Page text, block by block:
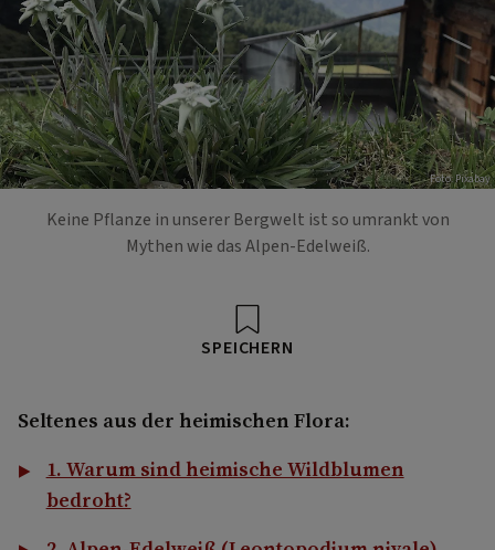
Foto: Pixabay
Keine Pflanze in unserer Bergwelt ist so umrankt von
Mythen wie das Alpen-Edelweiß.
SPEICHERN
Seltenes aus der heimischen Flora:
1. Warum sind heimische Wildblumen
bedroht?